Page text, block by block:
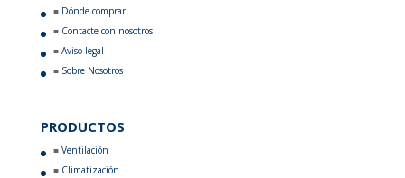
Dónde comprar
Contacte con nosotros
Aviso legal
Sobre Nosotros
PRODUCTOS
Ventilación
Climatización